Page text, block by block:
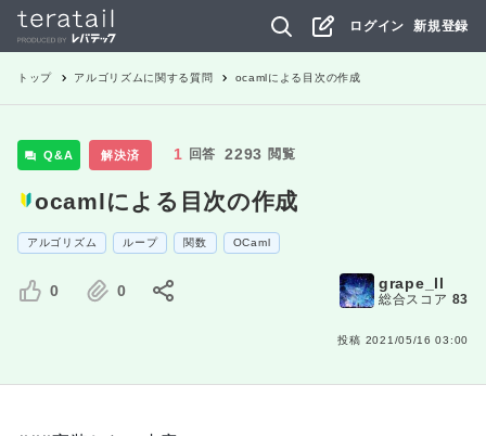
ログイン 新規登録
トップ アルゴリズムに関する質問 ocamlによる目次の作成
Q&A 解決済 1 回答 2293 閲覧
ocamlによる目次の作成
アルゴリズム ループ 関数 OCaml
0 0 grape_ll
総合スコア 83
投稿 2021/05/16 03:00